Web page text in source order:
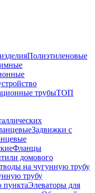
Полиэтиленовые
трубыТОП
Задвижки с
Фланцы
домового
на чугунную трубу
трубу
пунктаЭлеваторы для